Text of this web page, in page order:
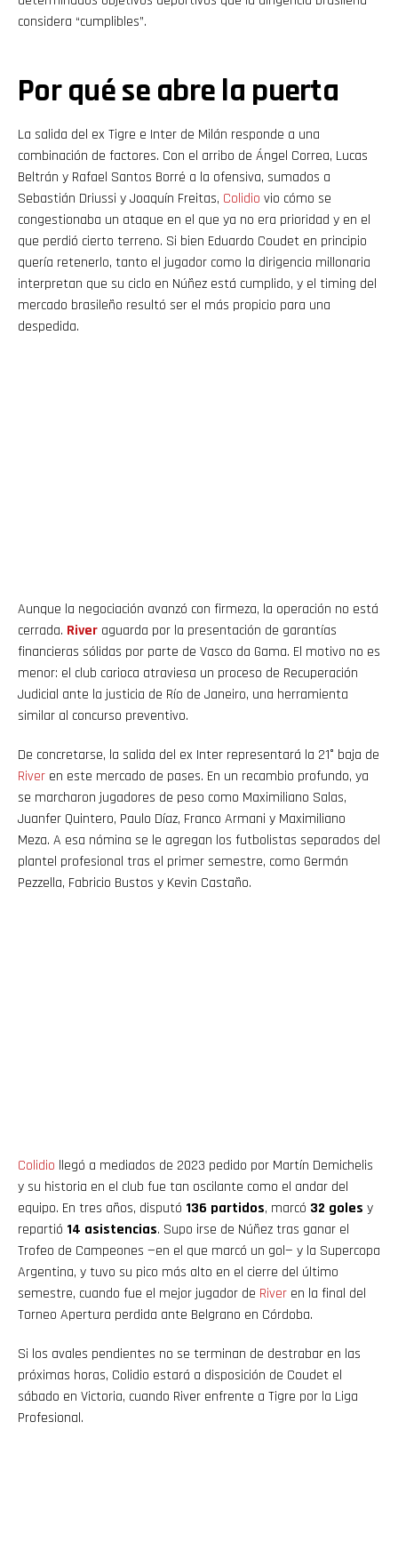
considera “cumplibles”.
Por qué se abre la puerta
La salida del ex Tigre e Inter de Milán responde a una
combinación de factores. Con el arribo de Ángel Correa, Lucas
Beltrán y Rafael Santos Borré a la ofensiva, sumados a
Sebastián Driussi y Joaquín Freitas, Colidio vio cómo se
congestionaba un ataque en el que ya no era prioridad y en el
que perdió cierto terreno. Si bien Eduardo Coudet en principio
quería retenerlo, tanto el jugador como la dirigencia millonaria
interpretan que su ciclo en Núñez está cumplido, y el timing del
mercado brasileño resultó ser el más propicio para una
despedida.
Aunque la negociación avanzó con firmeza, la operación no está
cerrada. River aguarda por la presentación de garantías
financieras sólidas por parte de Vasco da Gama. El motivo no es
menor: el club carioca atraviesa un proceso de Recuperación
Judicial ante la justicia de Río de Janeiro, una herramienta
similar al concurso preventivo.
De concretarse, la salida del ex Inter representará la 21° baja de
River en este mercado de pases. En un recambio profundo, ya
se marcharon jugadores de peso como Maximiliano Salas,
Juanfer Quintero, Paulo Díaz, Franco Armani y Maximiliano
Meza. A esa nómina se le agregan los futbolistas separados del
plantel profesional tras el primer semestre, como Germán
Pezzella, Fabricio Bustos y Kevin Castaño.
Colidio llegó a mediados de 2023 pedido por Martín Demichelis
y su historia en el club fue tan oscilante como el andar del
equipo. En tres años, disputó 136 partidos, marcó 32 goles y
repartió 14 asistencias. Supo irse de Núñez tras ganar el
Trofeo de Campeones —en el que marcó un gol— y la Supercopa
Argentina, y tuvo su pico más alto en el cierre del último
semestre, cuando fue el mejor jugador de River en la final del
Torneo Apertura perdida ante Belgrano en Córdoba.
Si los avales pendientes no se terminan de destrabar en las
próximas horas, Colidio estará a disposición de Coudet el
sábado en Victoria, cuando River enfrente a Tigre por la Liga
Profesional.